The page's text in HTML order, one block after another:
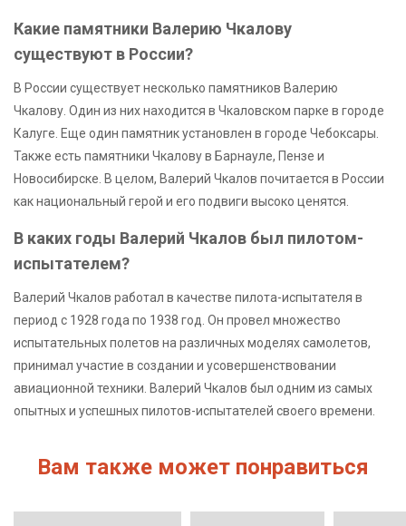
Какие памятники Валерию Чкалову
существуют в России?
В России существует несколько памятников Валерию
Чкалову. Один из них находится в Чкаловском парке в городе
Калуге. Еще один памятник установлен в городе Чебоксары.
Также есть памятники Чкалову в Барнауле, Пензе и
Новосибирске. В целом, Валерий Чкалов почитается в России
как национальный герой и его подвиги высоко ценятся.
В каких годы Валерий Чкалов был пилотом-
испытателем?
Валерий Чкалов работал в качестве пилота-испытателя в
период с 1928 года по 1938 год. Он провел множество
испытательных полетов на различных моделях самолетов,
принимал участие в создании и усовершенствовании
авиационной техники. Валерий Чкалов был одним из самых
опытных и успешных пилотов-испытателей своего времени.
Вам также может понравиться